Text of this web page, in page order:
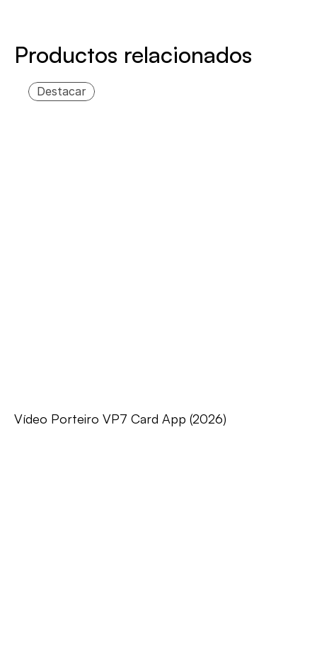
Productos relacionados
Destacar
Vídeo Porteiro VP7 Card App (2026)